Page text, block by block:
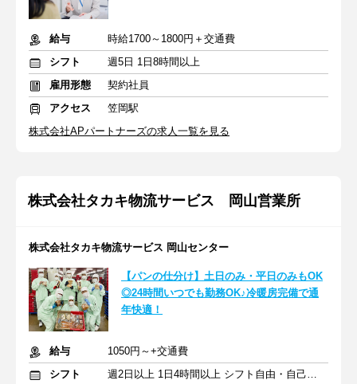
給与
時給1700～1800円＋交通費
シフト
週5日 1日8時間以上
雇用形態
契約社員
アクセス
笠岡駅
株式会社APパートナーズの求人一覧を見る
株式会社タカキ物流サービス 岡山営業所
株式会社タカキ物流サービス 岡山センター
【パンの仕分け】土日のみ・平日のみもOK
◎24時間いつでも勤務OK♪冷暖房完備で通
年快適！
給与
1050円～+交通費
シフト
週2日以上 1日4時間以上 シフト自由・自己申告